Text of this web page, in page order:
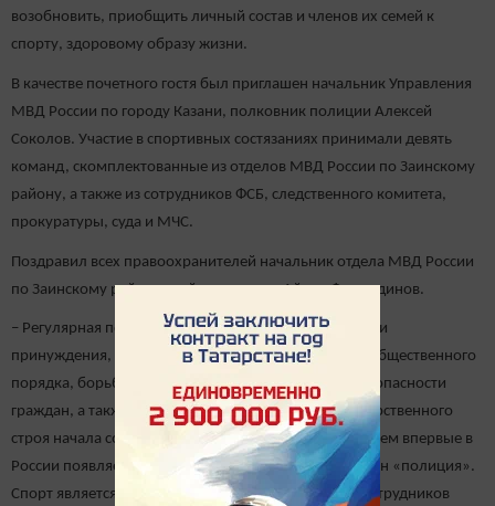
возобновить, приобщить личный состав и членов их семей к
спорту, здоровому образу жизни.
В качестве почетного гостя был приглашен начальник Управления
МВД России по городу Казани, полковник полиции Алексей
Соколов. Участие в спортивных состязаниях принимали девять
команд, скомплектованные из отделов МВД России по Заинскому
району, а также из сотрудников ФСБ, следственного комитета,
прокуратуры, суда и МЧС.
Поздравил всех правоохранителей начальник отдела МВД России
по Заинскому району, майор полиции Айдар Фасхутдинов.
– Регулярная полиция, как система органов надзора и
принуждения, предназначенная для поддержания общественного
порядка, борьбы с преступностью, обеспечения безопасности
граждан, а также для защиты существующего государственного
строя начала создаваться в России при Петре I. При нем впервые в
России появляется западный заимствованный термин «полиция».
Спорт является сегодня стилем жизни для многих сотрудников